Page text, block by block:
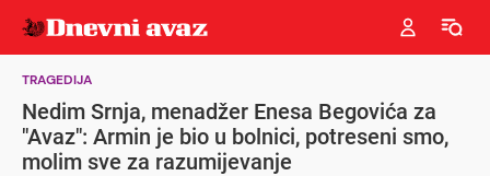
TRAGEDIJA
Nedim Srnja, menadžer Enesa Begovića za
"Avaz": Armin je bio u bolnici, potreseni smo,
molim sve za razumijevanje